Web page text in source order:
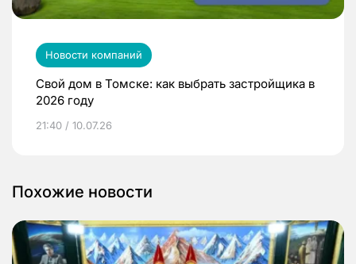
Новости компаний
Свой дом в Томске: как выбрать застройщика в
2026 году
21:40 / 10.07.26
Похожие новости